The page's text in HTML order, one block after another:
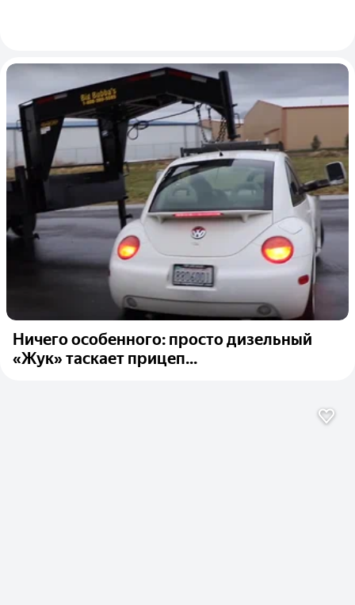
Ничего особенного: просто дизельный
«Жук» таскает прицеп...